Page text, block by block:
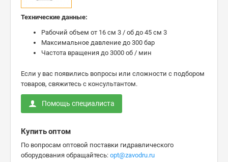
Технические данные:
Рабочий объем от 16 см 3 / об до 45 см 3
Максимальное давление до 300 бар
Частота вращения до 3000 об / мин
Если у вас появились вопросы или сложности с подбором
товаров, свяжитесь с консультантом.
Помощь специалиста
Купить оптом
По вопросам оптовой поставки гидравлического
оборудования обращайтесь: opt@zavodru.ru